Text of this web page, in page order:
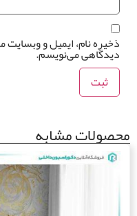
نام، ایمیل و وبسایت من
می‌نویسم.
مشابه